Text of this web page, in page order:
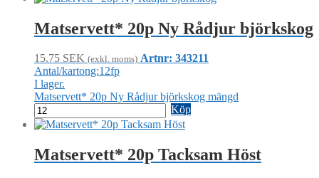
Matservett* 20p Ny Rådjur björkskog
15.75 SEK (exkl. moms) Artnr: 343211
Antal/kartong:12fp
I lager.
Matservett* 20p Ny Rådjur björkskog mängd
Köp
Matservett* 20p Tacksam Höst